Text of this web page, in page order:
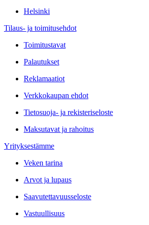
Helsinki
Tilaus- ja toimitusehdot
Toimitustavat
Palautukset
Reklamaatiot
Verkkokaupan ehdot
Tietosuoja- ja rekisteriseloste
Maksutavat ja rahoitus
Yrityksestämme
Veken tarina
Arvot ja lupaus
Saavutettavuusseloste
Vastuullisuus